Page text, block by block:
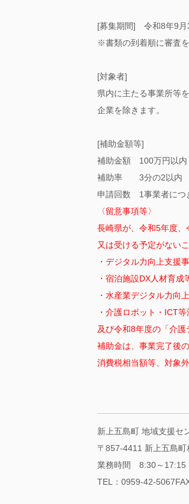
[募集期間] 令和8年9月
※書類の到着順に審査
[対象者]
県内に主たる事業所等
企業を除きます。
[補助金額等]
補助金額 100万円以内
補助率 3分の2以内
申請回数 1事業者につ
〈留意事項等〉
長崎県が、令和5年度
又は受ける予定がない
・デジタル力向上支援
・宿泊施設DX人材育成
・水産業デジタル力向
・介護ロボット・ICT
及び令和8年度の「介護
補助金は、事業完了後
消費税相当額等、対象
新上五島町 地域支援セ
〒857-4411 新上五島町
業務時間 8:30～17:15
TEL：0959-42-